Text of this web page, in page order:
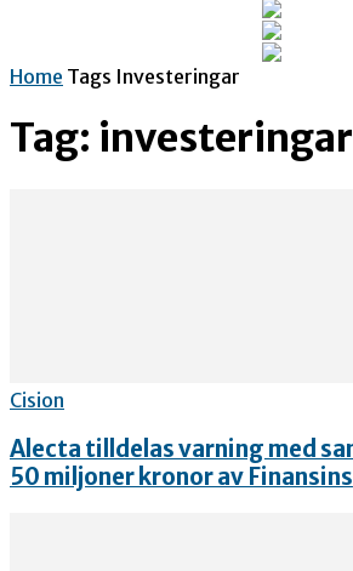
Home Tags Investeringar
Tag: investeringar
Cision
Alecta tilldelas varning med
50 miljoner kronor av